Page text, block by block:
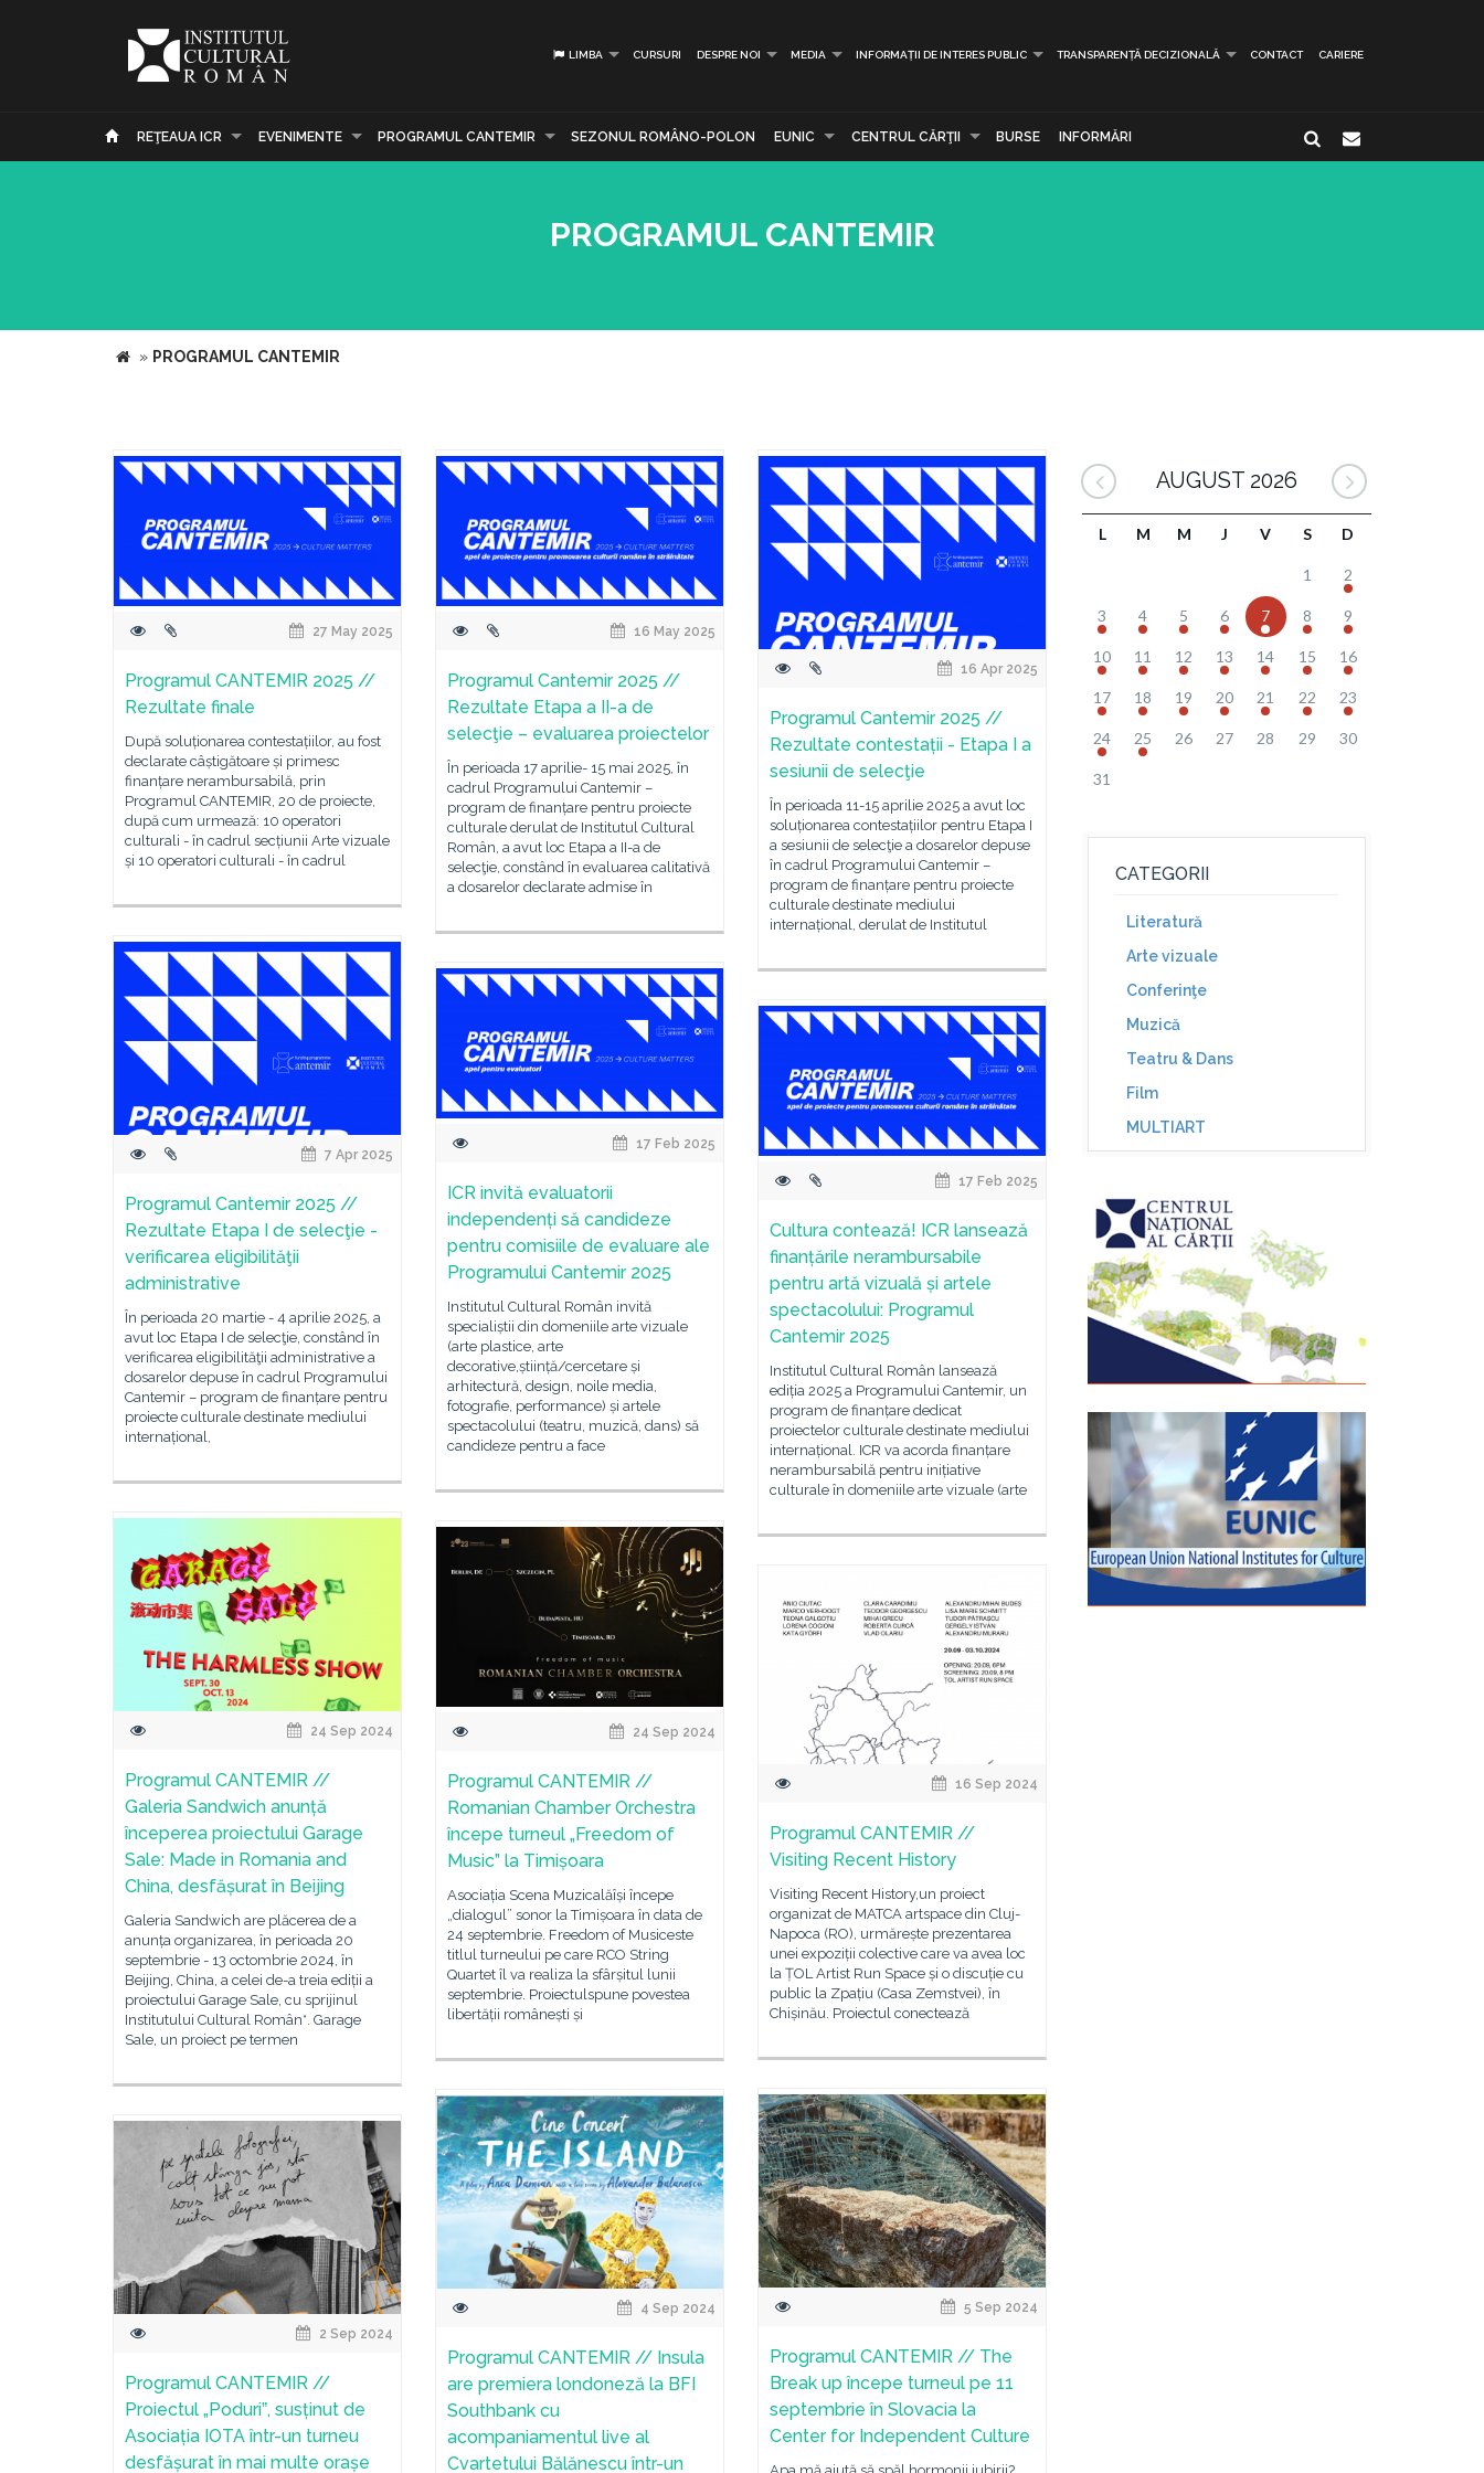
LIMBA CURSURI DESPRE NOI MEDIA INFORMAȚII DE INTERES PUBLIC TRANSPARENȚĂ DECIZIONALĂ CONTACT CARIERE
REŢEAUA ICR EVENIMENTE PROGRAMUL CANTEMIR SEZONUL ROMÂNO-POLON EUNIC CENTRUL CĂRŢII BURSE INFORMĂRI
PROGRAMUL CANTEMIR
» PROGRAMUL CANTEMIR
27 May 2025
Programul CANTEMIR 2025 //
Rezultate finale
După soluționarea contestațiilor, au fost
declarate câștigătoare și primesc
finanțare nerambursabilă, prin
Programul CANTEMIR, 20 de proiecte,
după cum urmează: 10 operatori
culturali - în cadrul secțiunii Arte vizuale
și 10 operatori culturali - în cadrul
16 May 2025
Programul Cantemir 2025 //
Rezultate Etapa a II-a de
selecţie – evaluarea proiectelor
În perioada 17 aprilie- 15 mai 2025, în
cadrul Programului Cantemir –
program de finanțare pentru proiecte
culturale derulat de Institutul Cultural
Român, a avut loc Etapa a II-a de
selecţie, constând în evaluarea calitativă
a dosarelor declarate admise în
16 Apr 2025
Programul Cantemir 2025 //
Rezultate contestații - Etapa I a
sesiunii de selecţie
În perioada 11-15 aprilie 2025 a avut loc
soluționarea contestațiilor pentru Etapa I
a sesiunii de selecţie a dosarelor depuse
în cadrul Programului Cantemir –
program de finanțare pentru proiecte
culturale destinate mediului
internațional, derulat de Institutul
7 Apr 2025
Programul Cantemir 2025 //
Rezultate Etapa I de selecţie -
verificarea eligibilităţii
administrative
În perioada 20 martie - 4 aprilie 2025, a
avut loc Etapa I de selecţie, constând în
verificarea eligibilităţii administrative a
dosarelor depuse în cadrul Programului
Cantemir – program de finanțare pentru
proiecte culturale destinate mediului
internațional,
17 Feb 2025
ICR invită evaluatorii
independenți să candideze
pentru comisiile de evaluare ale
Programului Cantemir 2025
Institutul Cultural Român invită
specialiștii din domeniile arte vizuale
(arte plastice, arte
decorative,știință/cercetare și
arhitectură, design, noile media,
fotografie, performance) și artele
spectacolului (teatru, muzică, dans) să
candideze pentru a face
17 Feb 2025
Cultura contează! ICR lansează
finanțările nerambursabile
pentru artă vizuală și artele
spectacolului: Programul
Cantemir 2025
Institutul Cultural Român lansează
ediția 2025 a Programului Cantemir, un
program de finanțare dedicat
proiectelor culturale destinate mediului
internațional. ICR va acorda finanțare
nerambursabilă pentru inițiative
culturale în domeniile arte vizuale (arte
24 Sep 2024
Programul CANTEMIR //
Galeria Sandwich anunță
începerea proiectului Garage
Sale: Made in Romania and
China, desfășurat în Beijing
Galeria Sandwich are plăcerea de a
anunța organizarea, în perioada 20
septembrie - 13 octombrie 2024, în
Beijing, China, a celei de-a treia ediții a
proiectului Garage Sale, cu sprijinul
Institutului Cultural Român*. Garage
Sale, un proiect pe termen
24 Sep 2024
Programul CANTEMIR //
Romanian Chamber Orchestra
începe turneul „Freedom of
Music” la Timișoara
Asociația Scena Muzicalăîși începe
„dialogul” sonor la Timișoara în data de
24 septembrie. Freedom of Musiceste
titlul turneului pe care RCO String
Quartet îl va realiza la sfârșitul lunii
septembrie. Proiectulspune povestea
libertății românești și
16 Sep 2024
Programul CANTEMIR //
Visiting Recent History
Visiting Recent History,un proiect
organizat de MATCA artspace din Cluj-
Napoca (RO), urmărește prezentarea
unei expoziții colective care va avea loc
la ȚOL Artist Run Space și o discuție cu
public la Zpațiu (Casa Zemstvei), în
Chișinău. Proiectul conectează
5 Sep 2024
Programul CANTEMIR // The
Break up începe turneul pe 11
septembrie în Slovacia la
Center for Independent Culture
4 Sep 2024
Programul CANTEMIR // Insula
are premiera londoneză la BFI
Southbank cu
acompaniamentul live al
Cvartetului Bălănescu într-un
2 Sep 2024
Programul CANTEMIR //
Proiectul „Poduriˮ, susținut de
Asociația IOTA într-un turneu
desfășurat în mai multe orașe
AUGUST 2026
L M M J V S D
1 2
3 4 5 6 7 8 9
10 11 12 13 14 15 16
17 18 19 20 21 22 23
24 25 26 27 28 29 30
31
CATEGORII
Literatură
Arte vizuale
Conferinţe
Muzică
Teatru & Dans
Film
MULTIART